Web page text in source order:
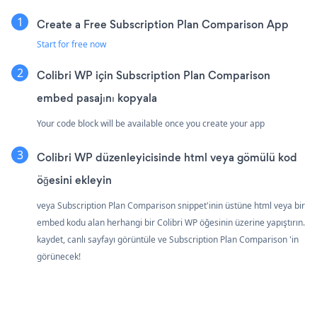
Create a Free Subscription Plan Comparison App
Start for free now
Colibri WP için Subscription Plan Comparison
embed pasajını kopyala
Your code block will be available once you create your app
Colibri WP düzenleyicisinde html veya gömülü kod
öğesini ekleyin
veya Subscription Plan Comparison snippet'inin üstüne html veya bir
embed kodu alan herhangi bir Colibri WP öğesinin üzerine yapıştırın.
kaydet, canlı sayfayı görüntüle ve Subscription Plan Comparison 'in
görünecek!